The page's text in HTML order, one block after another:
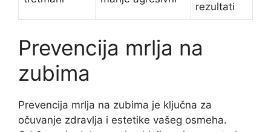
rezultati
Prevencija mrlja na
zubima
Prevencija mrlja na zubima je ključna za
očuvanje zdravlja i estetike vašeg osmeha.